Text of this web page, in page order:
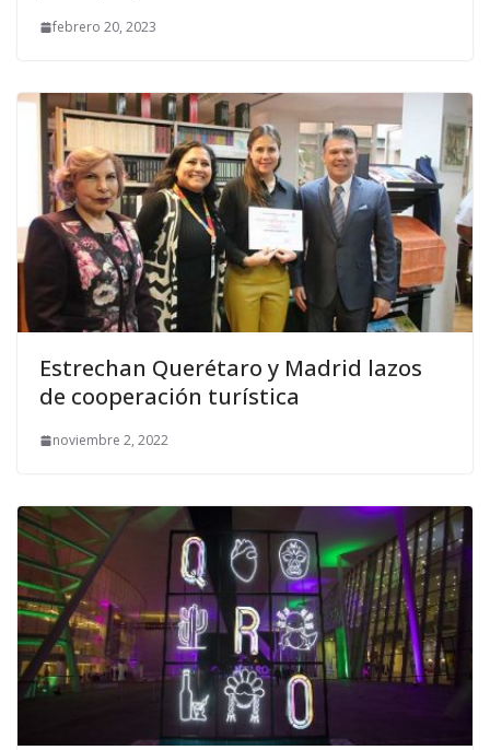
febrero 20, 2023
Estrechan Querétaro y Madrid lazos
de cooperación turística
noviembre 2, 2022